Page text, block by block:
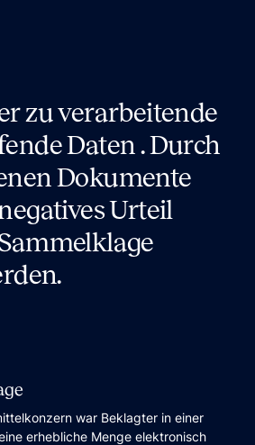
zu verarbeitende
Daten . Durch
Dokumente
Urteil
war Beklagter in einer
erhebliche Menge elektronisch